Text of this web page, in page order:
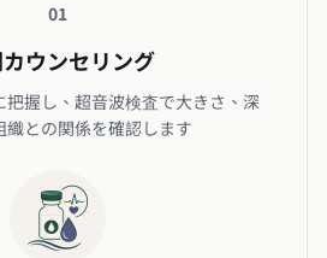
01
ウンセリング
握し、超音波検査で大きさ、深
織との関係を確認します